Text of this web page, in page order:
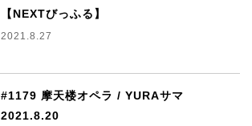
【NEXTびっふる】
2021.8.27
#1179 摩天楼オペラ / YURAサマ
2021.8.20